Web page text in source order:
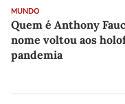
MUNDO
Quem é Anthony
nome voltou aos
pandemia